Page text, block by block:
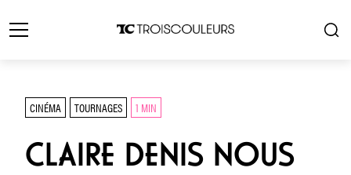
CINÉMA TOURNAGES 1 MIN
CLAIRE DENIS NOUS